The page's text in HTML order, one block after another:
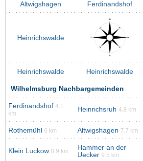
Altwigshagen Ferdinandshof
Heinrichswalde
Heinrichswalde Heinrichswalde
Wilhelmsburg Nachbargemeinden
Ferdinandshof 4.1
km
Heinrichsruh 4.8 km
Rothemühl 6 km Altwigshagen 7.7 km
Klein Luckow 8.9 km
Hammer an der
Uecker 9.5 km